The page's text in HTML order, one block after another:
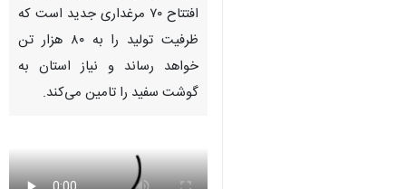
افتتاح ۷۰ مرغداری جدید است که
ظرفیت تولید را به ۸۰ هزار تن
خواهد رساند و نیاز استان به
گوشت سفید را تامین می‌کند.